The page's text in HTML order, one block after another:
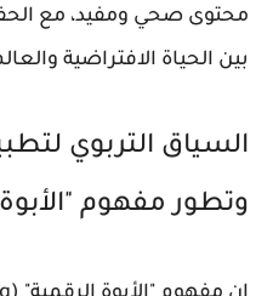
محتوى صحي ومفيد، مع
بين الحياة الافتراضية
السياق التربوي
وتطور مفهوم